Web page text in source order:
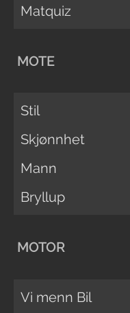
Matquiz
MOTE
Stil
Skjønnhet
Mann
Bryllup
MOTOR
Vi menn Bil